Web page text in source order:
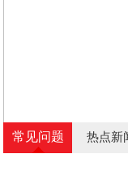
常见问题 热点新